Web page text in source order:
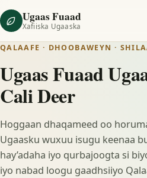
Ugaas Fuaad
Xafiiska Ugaaska
QALAAFE · DHOOBAWEYN ·
Ugaas Fuaad
Cali Deer
Hoggaan dhaqameed oo
Ugaasku wuxuu isugu keenaa
hay’adaha iyo qurbajoogta si
iyo nabad loogu gaadhsiiyo